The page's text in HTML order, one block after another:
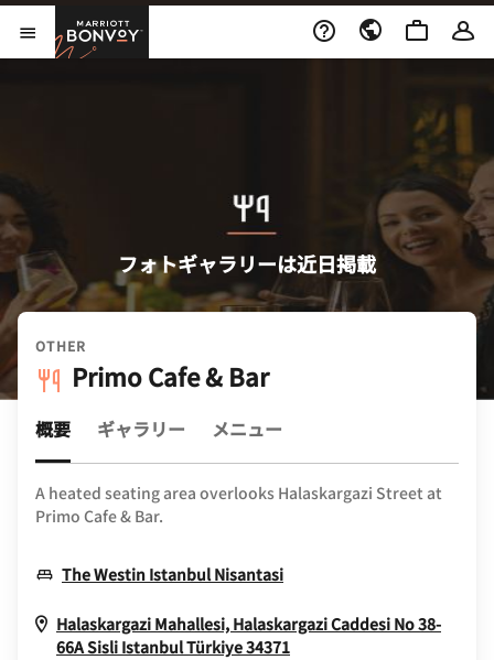
Skip to Content
メニューを開く
Marriott Bonvoy
フォトギャラリーは近日掲載
OTHER
Primo Cafe & Bar
概要 ギャラリー メニュー
A heated seating area overlooks Halaskargazi Street at
Primo Cafe & Bar.
The Westin Istanbul NisantasiOpens In New Window
Halaskargazi Mahallesi, Halaskargazi Caddesi No 38-
66A Sisli IstanbulTürkiye34371Opens In New Window